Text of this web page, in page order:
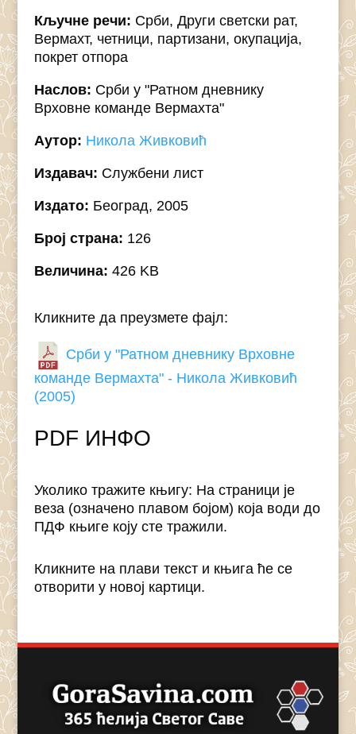
Кључне речи: Срби, Други светски рат,
Вермахт, четници, партизани, окупација,
покрет отпора
Наслов: Срби у "Ратном дневнику
Врховне команде Вермахта"
Аутор: Никола Живковић
Издавач: Службени лист
Издато: Београд, 2005
Број страна: 126
Величина: 426 KB
Кликните да преузмете фајл:
Срби у "Ратном дневнику Врховне
команде Вермахта" - Никола Живковић
(2005)
PDF ИНФО
Уколико тражите књигу: На страници је
веза (означено плавом бојом) која води до
ПДФ књиге коју сте тражили.
Кликните на плави текст и књига ће се
отворити у новој картици.